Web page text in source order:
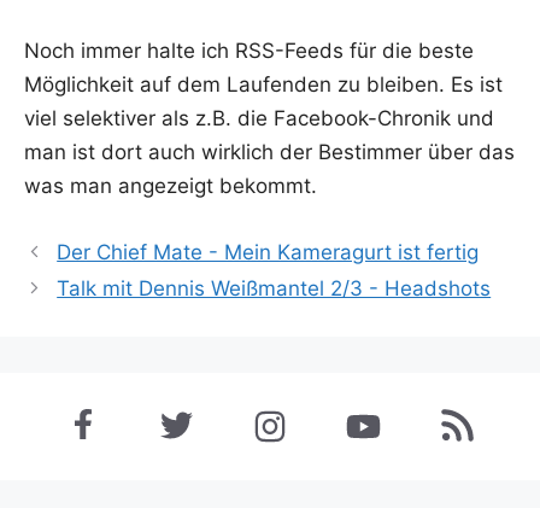
Noch immer hal­te ich RSS-Feeds für die bes­te
Mög­lich­keit auf dem Lau­fen­den zu blei­ben. Es ist
viel selek­ti­ver als z.B. die Face­book-Chro­nik und
man ist dort auch wirk­lich der Bestim­mer über das
was man ange­zeigt bekommt.
Der Chief Mate - Mein Kameragurt ist fertig
Talk mit Dennis Weißmantel 2/3 - Headshots